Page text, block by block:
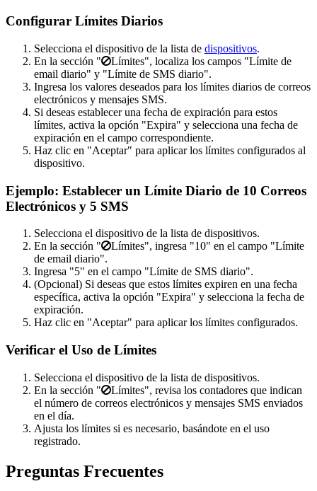
Configurar Límites Diarios
Selecciona el dispositivo de la lista de dispositivos.
En la sección "
Límites", localiza los campos "Límite de
email diario" y "Límite de SMS diario".
Ingresa los valores deseados para los límites diarios de correos
electrónicos y mensajes SMS.
Si deseas establecer una fecha de expiración para estos
límites, activa la opción "Expira" y selecciona una fecha de
expiración en el campo correspondiente.
Haz clic en "Aceptar" para aplicar los límites configurados al
dispositivo.
Ejemplo: Establecer un Límite Diario de 10 Correos
Electrónicos y 5 SMS
Selecciona el dispositivo de la lista de dispositivos.
En la sección "
Límites", ingresa "10" en el campo "Límite
de email diario".
Ingresa "5" en el campo "Límite de SMS diario".
(Opcional) Si deseas que estos límites expiren en una fecha
específica, activa la opción "Expira" y selecciona la fecha de
expiración.
Haz clic en "Aceptar" para aplicar los límites configurados.
Verificar el Uso de Límites
Selecciona el dispositivo de la lista de dispositivos.
En la sección "
Límites", revisa los contadores que indican
el número de correos electrónicos y mensajes SMS enviados
en el día.
Ajusta los límites si es necesario, basándote en el uso
registrado.
Preguntas Frecuentes